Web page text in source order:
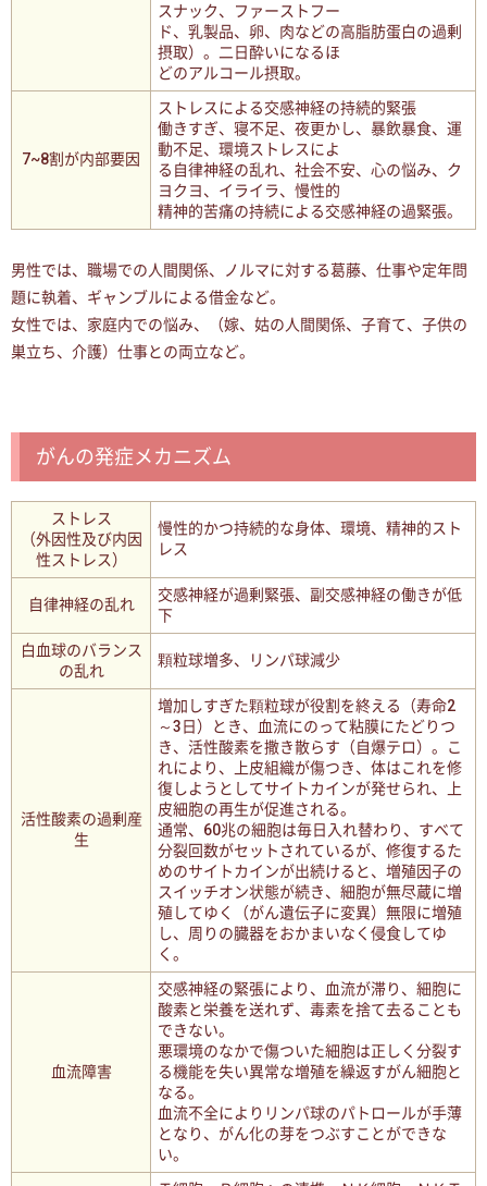
スナック、ファーストフー
ド、乳製品、卵、肉などの高脂肪蛋白の過剰
摂取）。二日酔いになるほ
どのアルコール摂取。
7~8割が内部要因
ストレスによる交感神経の持続的緊張
働きすぎ、寝不足、夜更かし、暴飲暴食、運
動不足、環境ストレスによ
る自律神経の乱れ、社会不安、心の悩み、ク
ヨクヨ、イライラ、慢性的
精神的苦痛の持続による交感神経の過緊張。
男性では、職場での人間関係、ノルマに対する葛藤、仕事や定年問
題に執着、ギャンブルによる借金など。
女性では、家庭内での悩み、（嫁、姑の人間関係、子育て、子供の
巣立ち、介護）仕事との両立など。
がんの発症メカニズム
ストレス
（外因性及び内因
性ストレス）
慢性的かつ持続的な身体、環境、精神的スト
レス
自律神経の乱れ
交感神経が過剰緊張、副交感神経の働きが低
下
白血球のバランス
の乱れ
顆粒球増多、リンパ球減少
活性酸素の過剰産
生
増加しすぎた顆粒球が役割を終える（寿命2
～3日）とき、血流にのって粘膜にたどりつ
き、活性酸素を撒き散らす（自爆テロ）。こ
れにより、上皮組織が傷つき、体はこれを修
復しようとしてサイトカインが発せられ、上
皮細胞の再生が促進される。
通常、60兆の細胞は毎日入れ替わり、すべて
分裂回数がセットされているが、修復するた
めのサイトカインが出続けると、増殖因子の
スイッチオン状態が続き、細胞が無尽蔵に増
殖してゆく（がん遺伝子に変異）無限に増殖
し、周りの臓器をおかまいなく侵食してゆ
く。
血流障害
交感神経の緊張により、血流が滞り、細胞に
酸素と栄養を送れず、毒素を捨て去ることも
できない。
悪環境のなかで傷ついた細胞は正しく分裂す
る機能を失い異常な増殖を繰返すがん細胞と
なる。
血流不全によりリンパ球のパトロールが手薄
となり、がん化の芽をつぶすことができな
い。